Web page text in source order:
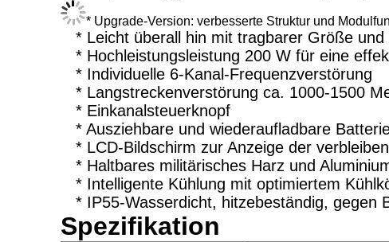
* Upgrade-Version: verbesserte Struktur und
* Leicht überall hin mit tragbarer Größe
* Hochleistungsleistung 200 W für eine
* Individuelle 6-Kanal-Frequenzverstörung
* Langstreckenverstörung ca. 1000-1500
* Einkanalsteuerknopf
* Ausziehbare und wiederaufladbare
* LCD-Bildschirm zur Anzeige der
* Haltbares militärisches Harz und
* Intelligente Kühlung mit optimiertem
* IP55-Wasserdicht, hitzebeständig, gegen
Spezifikation